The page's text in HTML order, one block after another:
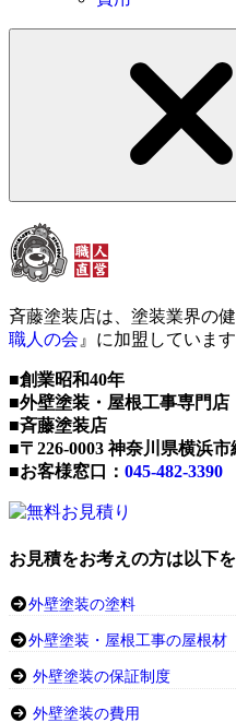
斉藤塗装店は、塗装業界の
職人の会 』に加盟しています
■創業昭和40年
■外壁塗装・屋根工事専門店
■斉藤塗装店
■〒226-0003 神奈川県横浜市
■お客様窓口： 045-482-3390
お見積をお考えの方は以下
外壁塗装の塗料
外壁塗装・屋根工事の屋根材
外壁塗装の保証制度
外壁塗装の費用